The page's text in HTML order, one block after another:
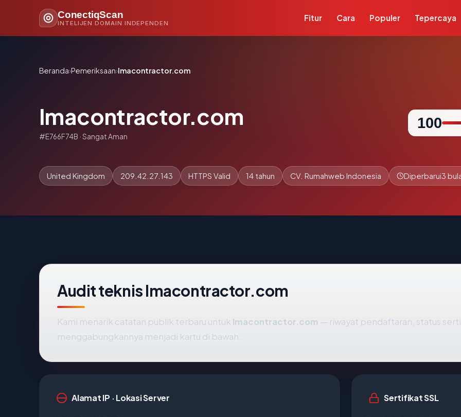
ConectiqScan
INTELIJEN DOMAIN INDEPENDEN
Fitur Cara Populer Tepercaya
Beranda›Pemeriksaan›lmacontractor.com
lmacontractor.com
#E766F74B · Sangat Aman
100
United Kingdom 209.42.27.143 HTTPS Valid 14 tahun CV. Rumahweb Indonesia Diperbarui3
Audit teknis lmacontractor.com
Kami menarik catatan publik terbaru untuk lmacontractor.com — riwayat pendaftaran, status
menggabungkannya menjadi kartu di bawah.
Alamat IP · Lokasi Server Sertifikat SSL